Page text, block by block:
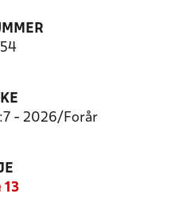
- 2026/Forår
13